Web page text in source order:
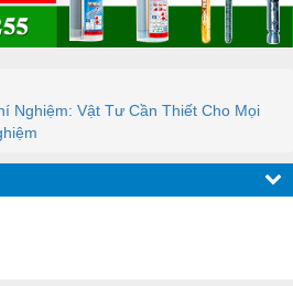
Nghiệm: Vật Tư Cần Thiết Cho Mọi